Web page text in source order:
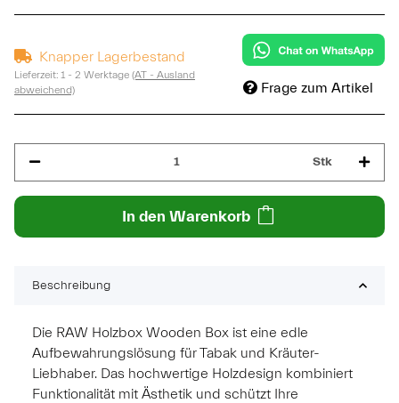
Knapper Lagerbestand
Lieferzeit: 1 - 2 Werktage (AT - Ausland
abweichend)
Frage zum Artikel
Stk
In den Warenkorb
Beschreibung
Die RAW Holzbox Wooden Box ist eine edle
Aufbewahrungslösung für Tabak und Kräuter-
Liebhaber. Das hochwertige Holzdesign kombiniert
Funktionalität mit Ästhetik und schützt Ihre